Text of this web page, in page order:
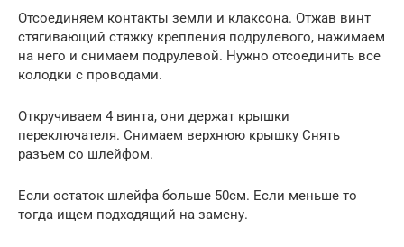
Отсоединяем контакты земли и клаксона. Отжав винт
стягивающий стяжку крепления подрулевого, нажимаем
на него и снимаем подрулевой. Нужно отсоединить все
колодки с проводами.
Откручиваем 4 винта, они держат крышки
переключателя. Снимаем верхнюю крышку Снять
разъем со шлейфом.
Если остаток шлейфа больше 50см. Если меньше то
тогда ищем подходящий на замену.